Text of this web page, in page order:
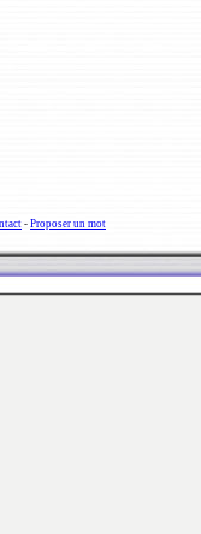
- Proposer un mot